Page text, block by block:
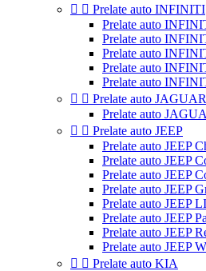
  Prelate auto INFINITI
Prelate auto
Prelate auto
Prelate auto
Prelate auto
Prelate auto
  Prelate auto JAGUAR
Prelate auto
  Prelate auto JEEP
Prelate auto JEEP
Prelate auto JEEP
Prelate auto JEEP
Prelate auto JEEP
Prelate auto JEEP
Prelate auto JEEP
Prelate auto JEEP
Prelate auto JEEP
  Prelate auto KIA